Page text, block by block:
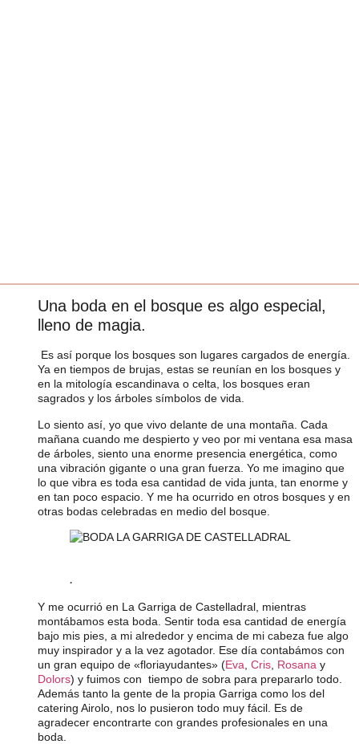
Una boda en el bosque es algo especial,
lleno de magia.
Es así porque los bosques son lugares cargados de energía.
Ya en tiempos de brujas, estas se reunían en los bosques y
en la mitología escandinava o celta, los bosques eran
sagrados y los árboles símbolos de vida.
Lo siento así, yo que vivo delante de una montaña. Cada
mañana cuando me despierto y veo por mi ventana esa masa
de árboles, siento una enorme presencia energética, como
una vibración gigante o una gran fuerza. Yo me imagino que
lo que vibra es toda esa cantidad de vida junta, tan enorme y
en tan poco espacio. Y me ha ocurrido en otros bosques y en
otras bodas celebradas en medio del bosque.
.
Y me ocurrió en La Garriga de Castelladral, mientras
montábamos esta boda. Sentir toda esa cantidad de energía
bajo mis pies, a mi alrededor y encima de mi cabeza fue algo
muy inspirador y a la vez agotador. Ese día contabámos con
un gran equipo de «floriayudantes» (Eva Cris Rosana y
Dolors) y fuimos con tiempo de sobra para prepararlo todo.
Además tanto la gente de la propia Garriga como los del
catering Airolo, nos lo pusieron todo muy fácil. Es de
agradecer encontrarte con grandes profesionales en una
boda.